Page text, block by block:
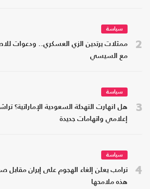
2
سياسة
ممثلات يرتدين الزي العسكري.. ودعوات
مع السيسي
3
سياسة
هل انهارت التهدئة السعودية الإماراتية؟
إعلامي واتهامات جديدة
4
سياسة
ترامب يعلن إلغاء الهجوم على إيران مقابل
هذه ملامحها